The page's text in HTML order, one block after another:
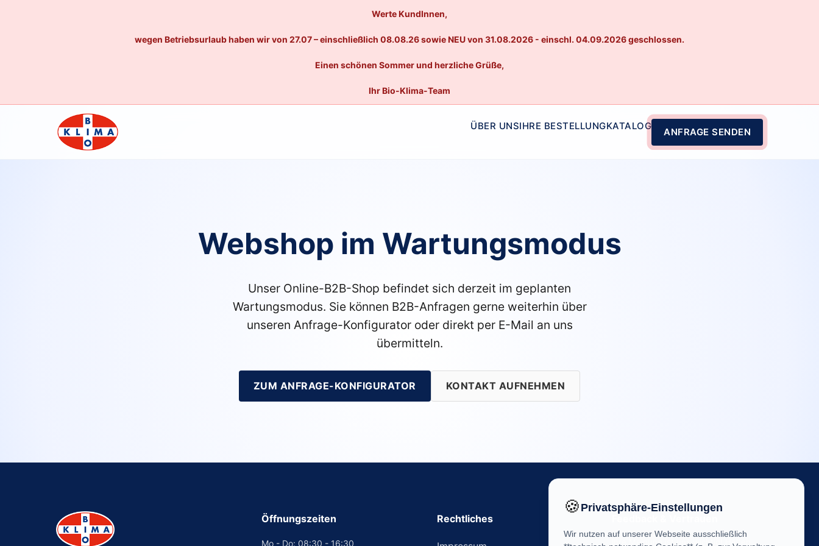
Werte KundInnen,
wegen Betriebsurlaub haben wir von 27.07 – einschließlich 08.08.26 sowie NEU von 31.08.2026 - einschl. 04.09.2026 geschlossen.
Einen schönen Sommer und herzliche Grüße,
Ihr Bio-Klima-Team
ÜBER UNSIHRE BESTELLUNGKATALOG
ANFRAGE SENDEN
Webshop im Wartungsmodus
Unser Online-B2B-Shop befindet sich derzeit im geplanten
Wartungsmodus. Sie können B2B-Anfragen gerne weiterhin über
unseren Anfrage-Konfigurator oder direkt per E-Mail an uns
übermitteln.
ZUM ANFRAGE-KONFIGURATOR KONTAKT AUFNEHMEN
Öffnungszeiten
Mo - Do: 08:30 - 16:30
Rechtliches
Ihre Meinung ist uns wichtig! Helfen
🍪Privatsphäre-Einstellungen
Wir nutzen auf unserer Webseite ausschließlich